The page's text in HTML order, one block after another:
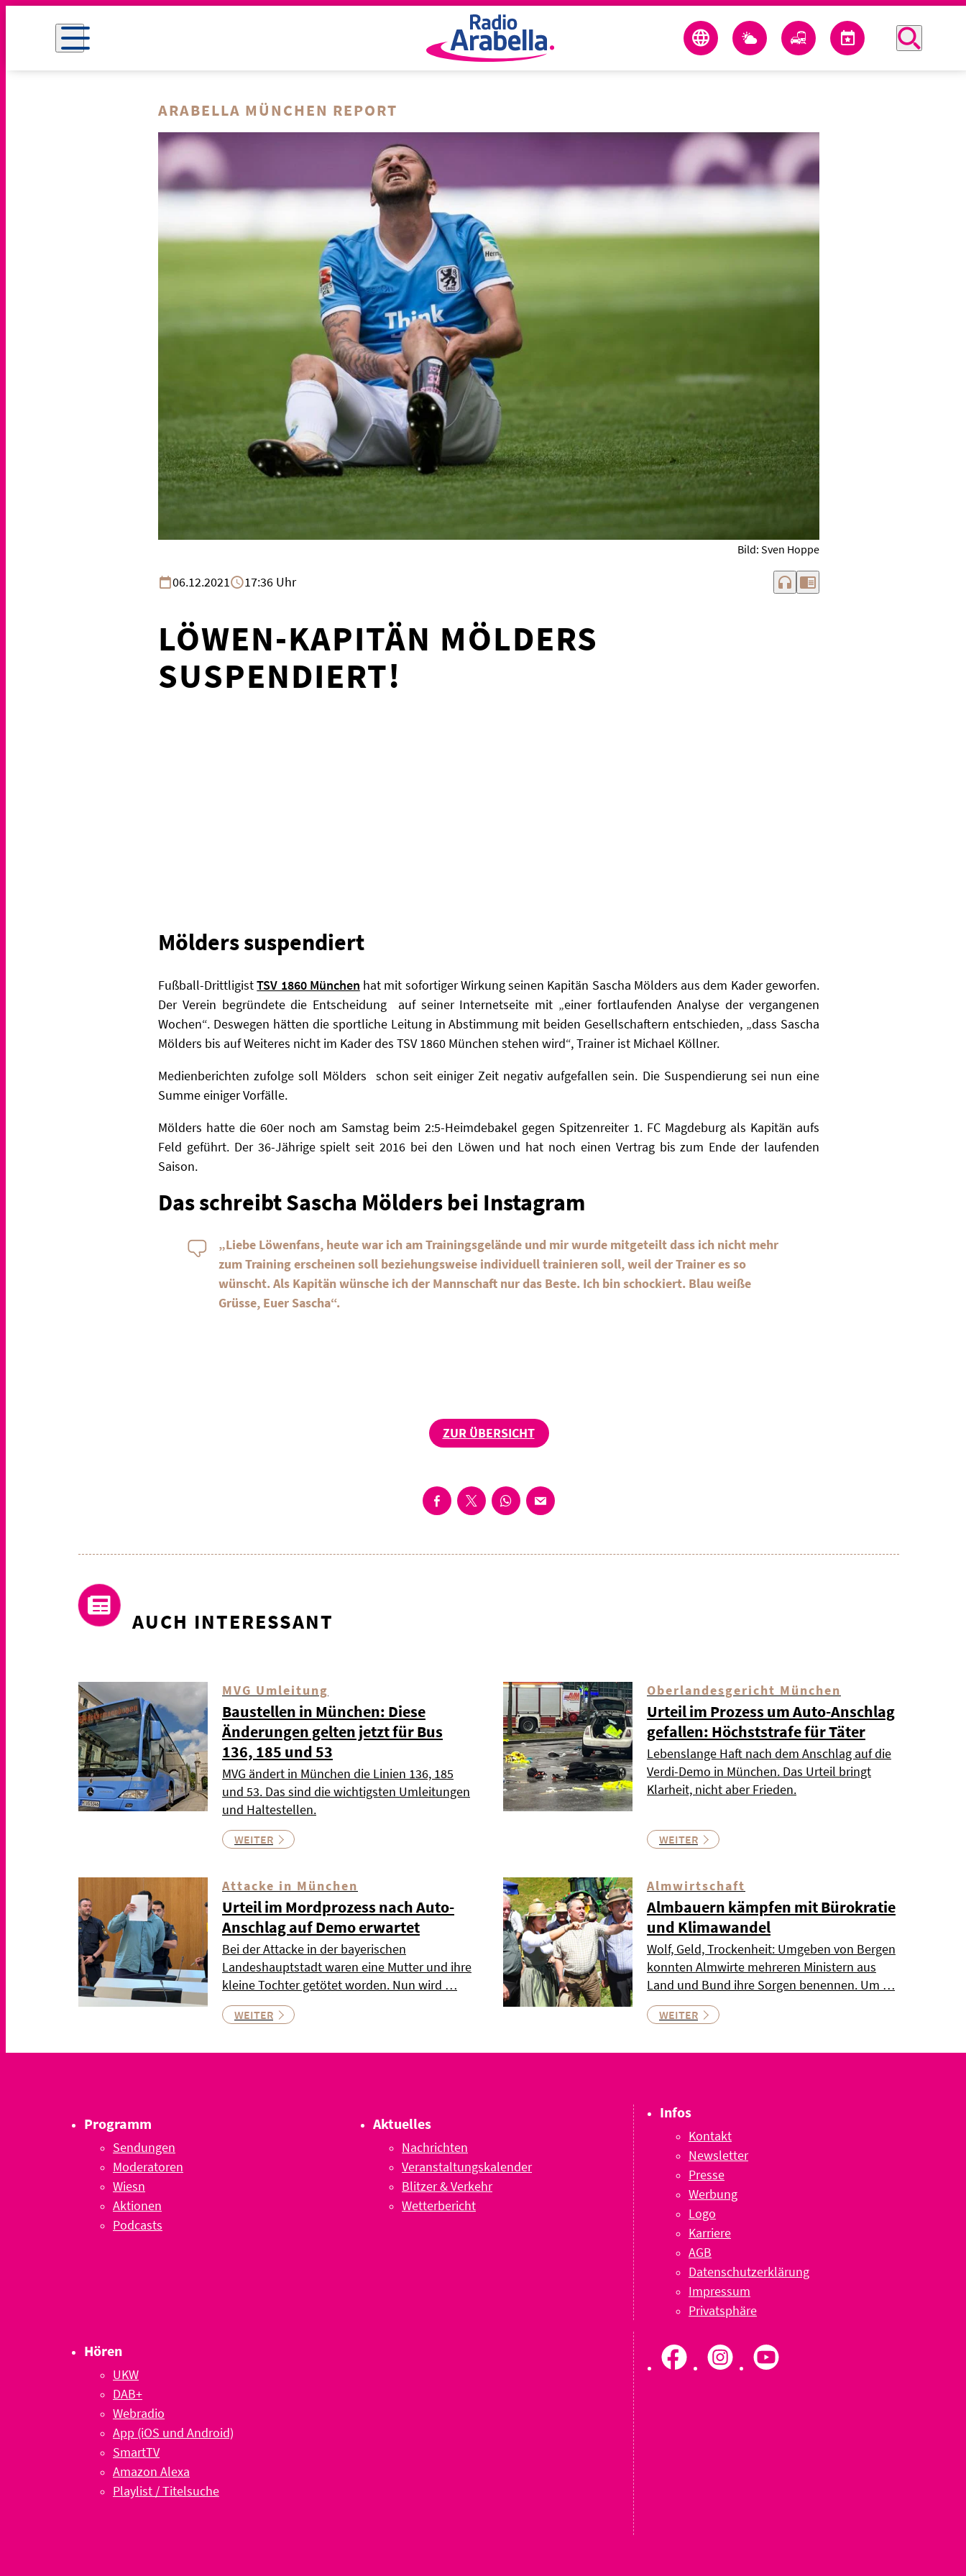
ARABELLA MÜNCHEN REPORT
Bild: Sven Hoppe
06.12.2021 17:36 Uhr headphones chrome_reader_mode
LÖWEN-KAPITÄN MÖLDERS
SUSPENDIERT!
Mölders suspendiert
Fußball-DrittligistTSV 1860 München hat mit sofortiger Wirkung seinen Kapitän Sascha Mölders aus dem Kader geworfen.
Der Verein begründete die Entscheidung auf seiner Internetseite mit „einer fortlaufenden Analyse der vergangenen
Wochen“. Deswegen hätten die sportliche Leitung in Abstimmung mit beiden Gesellschaftern entschieden, „dass Sascha
Mölders bis auf Weiteres nicht im Kader des TSV 1860 München stehen wird“, Trainer ist Michael Köllner.
Medienberichten zufolge soll Mölders schon seit einiger Zeit negativ aufgefallen sein. Die Suspendierung sei nun eine
Summe einiger Vorfälle.
Mölders hatte die 60er noch am Samstag beim 2:5-Heimdebakel gegen Spitzenreiter 1. FC Magdeburg als Kapitän aufs
Feld geführt. Der 36-Jährige spielt seit 2016 bei den Löwen und hat noch einen Vertrag bis zum Ende der laufenden
Saison.
Das schreibt Sascha Mölders bei Instagram
„Liebe Löwenfans, heute war ich am Trainingsgelände und mir wurde mitgeteilt dass ich nicht mehr
zum Training erscheinen soll beziehungsweise individuell trainieren soll, weil der Trainer es so
wünscht. Als Kapitän wünsche ich der Mannschaft nur das Beste. Ich bin schockiert. Blau weiße
Grüsse, Euer Sascha“.
ZUR ÜBERSICHT
AUCH INTERESSANT
MVG Umleitung
Baustellen in München: Diese
Änderungen gelten jetzt für Bus
136, 185 und 53
MVG ändert in München die Linien 136, 185
und 53. Das sind die wichtigsten Umleitungen
und Haltestellen.
WEITER
Oberlandesgericht München
Urteil im Prozess um Auto-Anschlag
gefallen: Höchststrafe für Täter
Lebenslange Haft nach dem Anschlag auf die
Verdi-Demo in München. Das Urteil bringt
Klarheit, nicht aber Frieden.
WEITER
Attacke in München
Urteil im Mordprozess nach Auto-
Anschlag auf Demo erwartet
Bei der Attacke in der bayerischen
Landeshauptstadt waren eine Mutter und ihre
kleine Tochter getötet worden. Nun wird …
WEITER
Almwirtschaft
Almbauern kämpfen mit Bürokratie
und Klimawandel
Wolf, Geld, Trockenheit: Umgeben von Bergen
konnten Almwirte mehreren Ministern aus
Land und Bund ihre Sorgen benennen. Um …
WEITER
Programm
Sendungen
Moderatoren
Wiesn
Aktionen
Podcasts
Aktuelles
Nachrichten
Veranstaltungskalender
Blitzer & Verkehr
Wetterbericht
Hören
UKW
DAB+
Webradio
App (iOS und Android)
SmartTV
Amazon Alexa
Playlist / Titelsuche
Infos
Kontakt
Newsletter
Presse
Werbung
Logo
Karriere
AGB
Datenschutzerklärung
Impressum
Privatsphäre